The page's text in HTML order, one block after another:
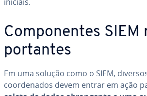
Com­po­nen­tes
por­tan­tes
Em uma solução como o SIEM,
co­or­de­na­dos devem entrar em ação